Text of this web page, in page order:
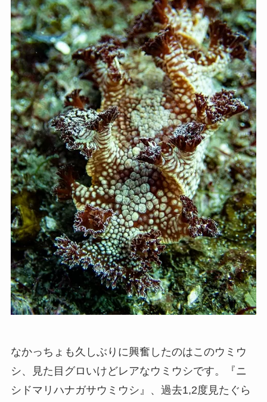
なかっちょも久しぶりに興奮したのはこのウミウ
シ、見た目グロいけどレアなウミウシです。『ニ
シドマリハナガサウミウシ』、過去1,2度見たぐら